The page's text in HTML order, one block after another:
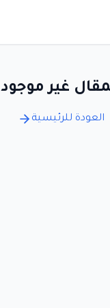
غير موجود
العودة للرئيسية